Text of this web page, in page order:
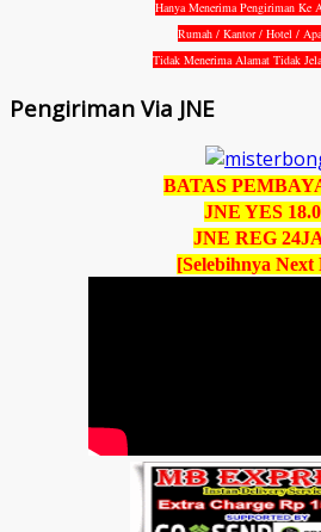
Hanya Menerima Pengiriman Ke
Rumah / Kantor / Hotel /
Tidak Menerima Alamat Tidak
Pengiriman Via JNE
BATAS
JNE YES
JNE REG
[Selebihnya Next